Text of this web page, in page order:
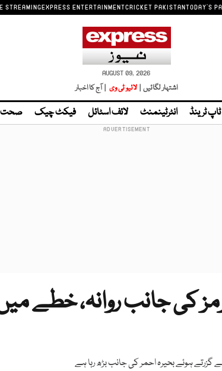
STREAMINGEXPRESS ENTERTAINMENTCRICKET PAKISTANTODAY'S
AUGUST 09, 2026
اشتہار لگائیں | لائیو ٹی وی | آج کا اخبار
ٹاپ ٹرینڈ انٹرٹینمنٹ لائف اسٹائل فیکٹ چیک صحت
کی جانب روانہ، خطے
ہوئے بحیرہ احمر کی جانب بڑھ رہا ہے